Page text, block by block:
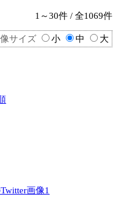
1～30件 / 全1069件
サイズ 小 中 大